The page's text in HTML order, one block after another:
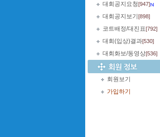
대회공지요청[947]
대회공지보기 [898]
코트배정/대진표[792]
대회(입상)결과[530]
대회화보/동영상[536]
회원보기
가입하기